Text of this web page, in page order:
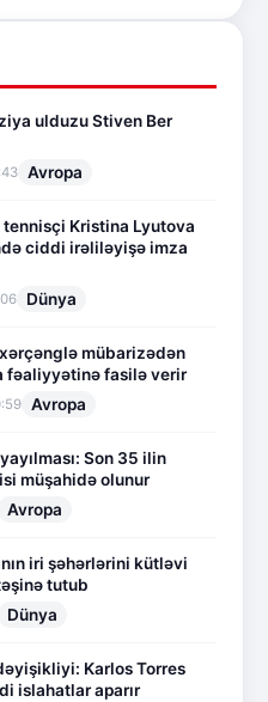
ulduzu Stiven Ber
Avropa
tennisçi Kristina Lyutova
ciddi irəliləyişə imza
Dünya
mübarizədən
fəaliyyətinə fasilə verir
Avropa
Son 35 ilin
müşahidə olunur
Avropa
iri şəhərlərini kütləvi
tutub
Dünya
Karlos Torres
islahatlar aparır